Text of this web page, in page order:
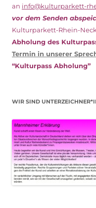
an info@kulturparkett-
vor dem Senden
Kulturparkett-Rhein-
Abholung des
Termin in unserer
“Kulturpass Abholung”
WIR SIND